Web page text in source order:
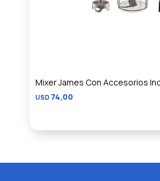
Mixer James Con Accesorios
USD 74,00